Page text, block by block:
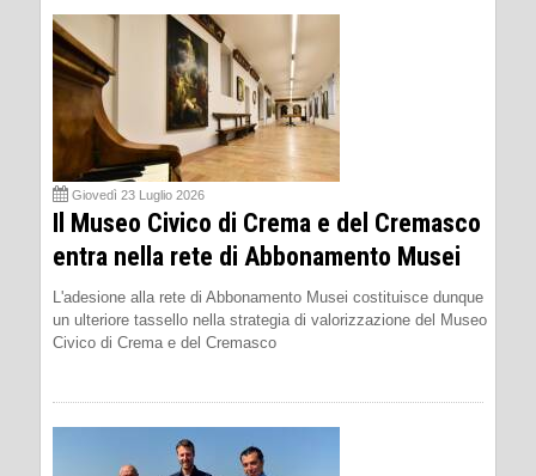
Giovedì 23 Luglio 2026
Il Museo Civico di Crema e del Cremasco
entra nella rete di Abbonamento Musei
L'adesione alla rete di Abbonamento Musei costituisce dunque
un ulteriore tassello nella strategia di valorizzazione del Museo
Civico di Crema e del Cremasco